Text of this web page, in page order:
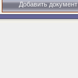
Добавить документ